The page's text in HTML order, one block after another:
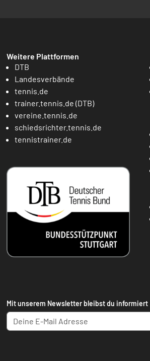
Weitere Plattformen
DTB
Landesverbände
tennis.de
trainer.tennis.de (DTB)
vereine.tennis.de
schiedsrichter.tennis.de
tennistrainer.de
Mit unserem Newsletter bleibst du informiert